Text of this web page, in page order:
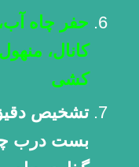
حفر چاه
کانال،
کشی
تشخیص
بست درب